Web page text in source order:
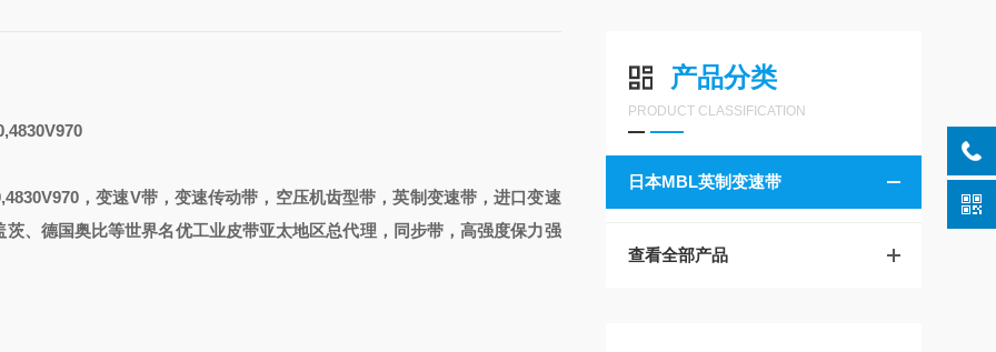
产品分类
PRODUCT CLASSIFICATION
日本MBL英制变速带
查看全部产品
，变速V带，变速传动带，空压机齿型带，英制变速带，进口变速
、德国奥比等世界名优工业皮带亚太地区总代理，同步带，高强度保力强